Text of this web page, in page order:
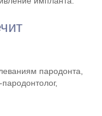
пародонта,